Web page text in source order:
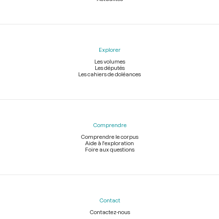
Explorer
Les volumes
Les députés
Les cahiers de doléances
Comprendre
Comprendre le corpus
Aide à l'exploration
Foire aux questions
Contact
Contactez-nous